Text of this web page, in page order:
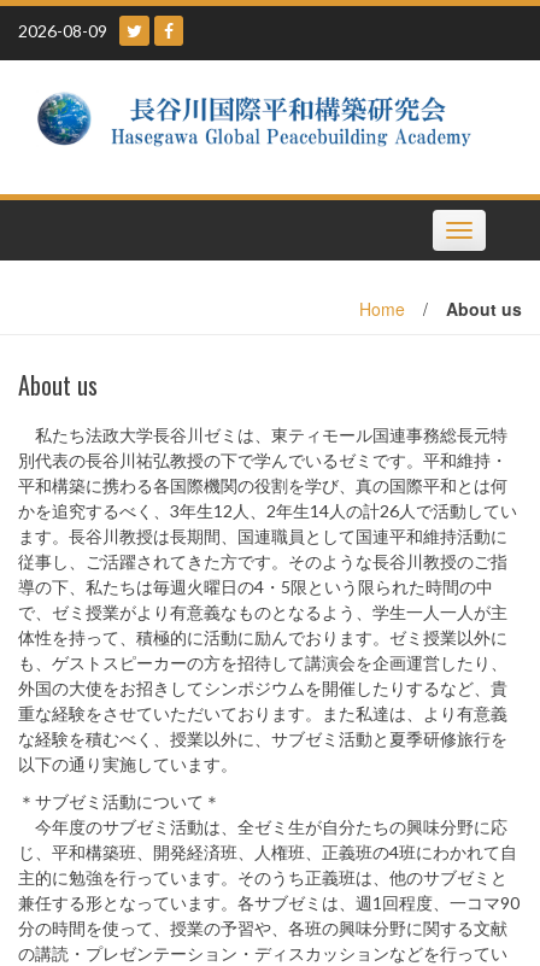
Skip
content
2026-08-09
Toggle
navigation
Home / About us
About us
私たち法政大学長谷川ゼミは、東ティモール国連事務総長元特
別代表の長谷川祐弘教授の下で学んでいるゼミです。平和維持・
平和構築に携わる各国際機関の役割を学び、真の国際平和とは何
かを追究するべく、3年生12人、2年生14人の計26人で活動してい
ます。長谷川教授は長期間、国連職員として国連平和維持活動に
従事し、ご活躍されてきた方です。そのような長谷川教授のご指
導の下、私たちは毎週火曜日の4・5限という限られた時間の中
で、ゼミ授業がより有意義なものとなるよう、学生一人一人が主
体性を持って、積極的に活動に励んでおります。ゼミ授業以外に
も、ゲストスピーカーの方を招待して講演会を企画運営したり、
外国の大使をお招きしてシンポジウムを開催したりするなど、貴
重な経験をさせていただいております。また私達は、より有意義
な経験を積むべく、授業以外に、サブゼミ活動と夏季研修旅行を
以下の通り実施しています。
＊サブゼミ活動について＊
今年度のサブゼミ活動は、全ゼミ生が自分たちの興味分野に応
じ、平和構築班、開発経済班、人権班、正義班の4班にわかれて自
主的に勉強を行っています。そのうち正義班は、他のサブゼミと
兼任する形となっています。各サブゼミは、週1回程度、一コマ90
分の時間を使って、授業の予習や、各班の興味分野に関する文献
の講読・プレゼンテーション・ディスカッションなどを行ってい